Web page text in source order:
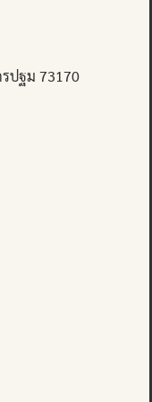
ปฐม 73170